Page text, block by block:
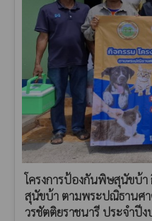
โครงการป้องกันพิษสุนัขบ้า
สุนัขบ้า ตามพระปณิธานศา
วรชัตติยราชนารี ประจำปี